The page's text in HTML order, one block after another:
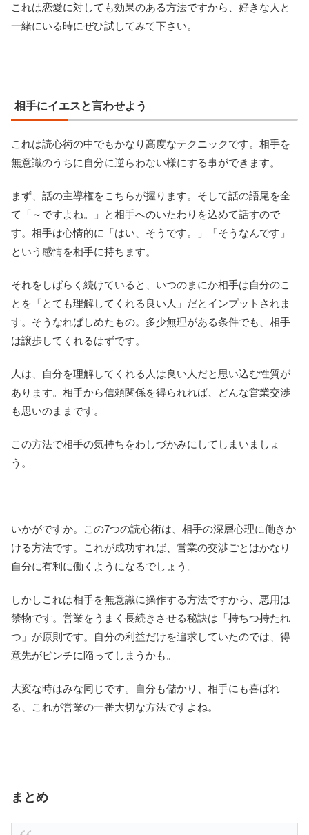
これは恋愛に対しても効果のある方法ですから、好きな人と
一緒にいる時にぜひ試してみて下さい。
相手にイエスと言わせよう
これは読心術の中でもかなり高度なテクニックです。相手を
無意識のうちに自分に逆らわない様にする事ができます。
まず、話の主導権をこちらが握ります。そして話の語尾を全
て「～ですよね。」と相手へのいたわりを込めて話すので
す。相手は心情的に「はい、そうです。」「そうなんです」
という感情を相手に持ちます。
それをしばらく続けていると、いつのまにか相手は自分のこ
とを「とても理解してくれる良い人」だとインプットされま
す。そうなればしめたもの。多少無理がある条件でも、相手
は譲歩してくれるはずです。
人は、自分を理解してくれる人は良い人だと思い込む性質が
あります。相手から信頼関係を得られれば、どんな営業交渉
も思いのままです。
この方法で相手の気持ちをわしづかみにしてしまいましょ
う。
いかがですか。この7つの読心術は、相手の深層心理に働きか
ける方法です。これが成功すれば、営業の交渉ごとはかなり
自分に有利に働くようになるでしょう。
しかしこれは相手を無意識に操作する方法ですから、悪用は
禁物です。営業をうまく長続きさせる秘訣は「持ちつ持たれ
つ」が原則です。自分の利益だけを追求していたのでは、得
意先がピンチに陥ってしまうかも。
大変な時はみな同じです。自分も儲かり、相手にも喜ばれ
る、これが営業の一番大切な方法ですよね。
まとめ